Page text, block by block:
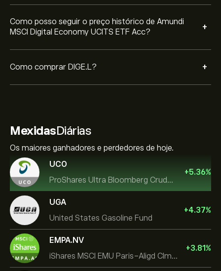
Como posso seguir o preço histórico de Amundi
MSCI Digital Economy UCITS ETF Acc?
+
Como comprar DIGE.L? +
MexidasDiárias
Os maiores ganhadores e perdedores de hoje.
UCO
ProShares Ultra Bloomberg Crude Oil
+5.36%
UGA
United States Gasoline Fund
+4.37%
EMPA.NV
iShares MSCI EMU Paris-Aligd Clmt UCITS ETF EUR A
+3.81%